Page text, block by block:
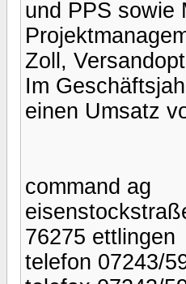
und PPS sowie
Zoll,
Im
einen Umsatz
command ag
76275 ettlingen
telefon 07243/